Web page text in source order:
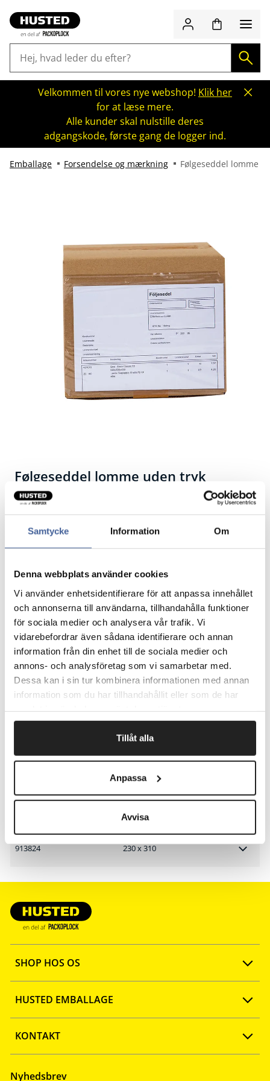
Samtycke Information Om
Denna webbplats använder cookies
Vi använder enhetsidentifierare för att anpassa innehållet
och annonserna till användarna, tillhandahålla funktioner
för sociala medier och analysera vår trafik. Vi
vidarebefordrar även sådana identifierare och annan
information från din enhet till de sociala medier och
annons- och analysföretag som vi samarbetar med.
Dessa kan i sin tur kombinera informationen med annan
information som du har tillhandahållit eller som de har
Tillåt alla
Anpassa
Avvisa
Velkommen til vores nye webshop! Klik her
for at læse mere.
Alle kunder skal nulstille deres
adgangskode, første gang de logger ind.
Emballage Forsendelse og mærkning Følgeseddel lomme
Følgeseddel lomme uden tryk
Transparent og selvklæbende plasticlomme til
Fragtfrit når du handler for 1.900,-
Afsendelse samme dag ved bestilling
inden kl 10
Artikelnr. B x L mm
913827 85 x 115
110 x 160
160 x 225
913824 230 x 310
SHOP HOS OS
Opret konto
FAQ
HUSTED EMBALLAGE
Ny webshop
KONTAKT
Tlf: 57 67 46 40
Nyhedsbrev